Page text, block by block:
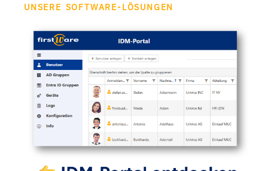
UNSERE SOFTWARE-LÖSUNGEN